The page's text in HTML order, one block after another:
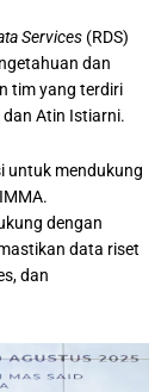
Services (RDS)
dan
tim yang terdiri
dan Atin Istiarni.
untuk mendukung
dengan
data riset
dan